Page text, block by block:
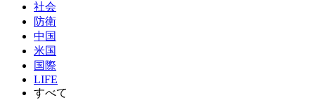
社会
防衛
中国
米国
国際
LIFE
すべて